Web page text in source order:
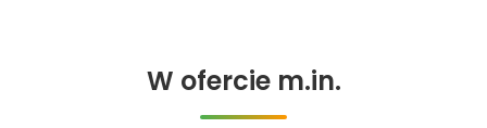
W ofercie m.in.